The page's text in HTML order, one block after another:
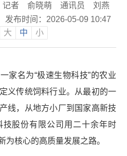
记者 俞晓萌 通讯员 刘燕
发布时间：2026-05-09 10:47
大 中 小
家名为“极速生物科技”的农业
义传统饲料行业。从最初的一
线，从地方小厂到国家高新技
股份有限公司用二十余年时
为核心的高质量发展之路。